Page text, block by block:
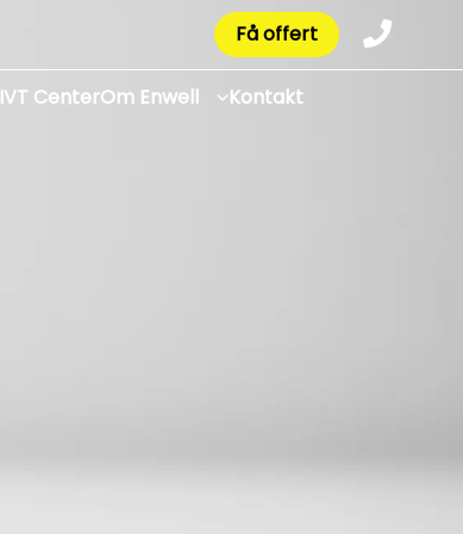
Få offert
IVT CenterOm Enwell Kontakt